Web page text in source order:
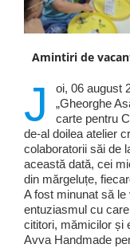
Amintiri de
J
oi, 06 august
„Gheorghe
carte pentru
de-al doilea atelier
colaboratorii săi de
această dată, cei
din mărgeluțe,
A fost minunat să
entuziasmul cu
cititori, mămicilor și
Avva Handmade